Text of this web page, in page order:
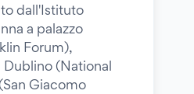
dall'Istituto
a palazzo
Forum),
(National
Giacomo